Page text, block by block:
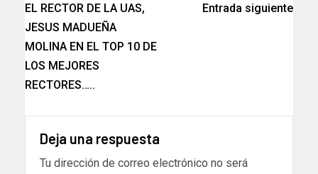
EL RECTOR DE LA UAS,
JESUS MADUEÑA
MOLINA EN EL TOP 10 DE
LOS MEJORES
RECTORES…..
Entrada siguiente
Deja una respuesta
Tu dirección de correo electrónico no será